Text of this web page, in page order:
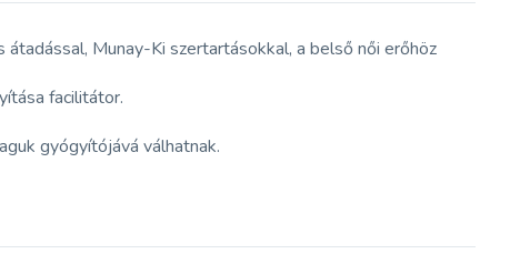
Munay-Ki szertartásokkal, a belső női erőhöz
facilitátor.
gyógyítójává válhatnak.